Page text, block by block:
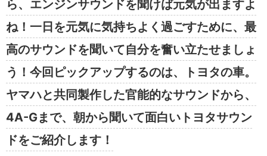
ら、エンジンサウンドを聞けば元気が出ますよ
ね！一日を元気に気持ちよく過ごすために、最
高のサウンドを聞いて自分を奮い立たせましょ
う！今回ピックアップするのは、トヨタの車。
ヤマハと共同製作した官能的なサウンドから、
4A-Gまで、朝から聞いて面白いトヨタサウン
ドをご紹介します！